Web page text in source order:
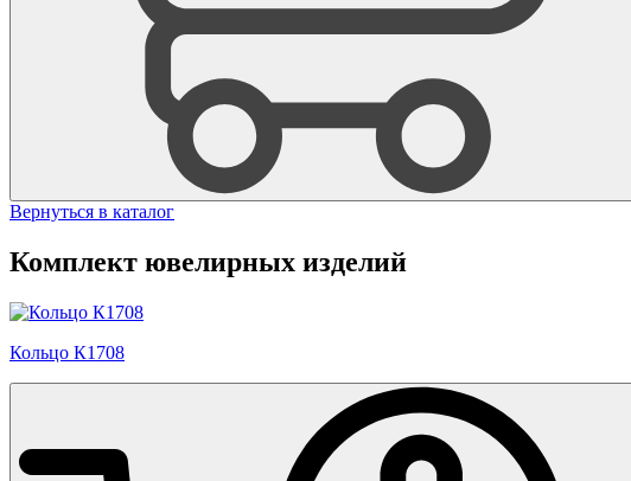
Вернуться в каталог
Комплект ювелирных изделий
Кольцо К1708